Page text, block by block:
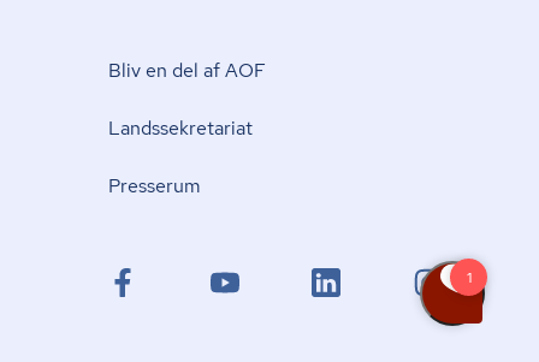
Bliv en del af AOF
Lands­se­kre­ta­ri­at
Presserum
instagram.com